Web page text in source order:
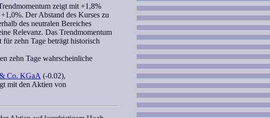
zeigt mit +1,8%
Der Abstand des Kurses zu
des neutralen Bereiches
Relevanz. Das Trendmomentum
zehn Tage beträgt historisch
zehn Tage wahrscheinliche
Co. KGaA (-0.02),
mit den Aktien von